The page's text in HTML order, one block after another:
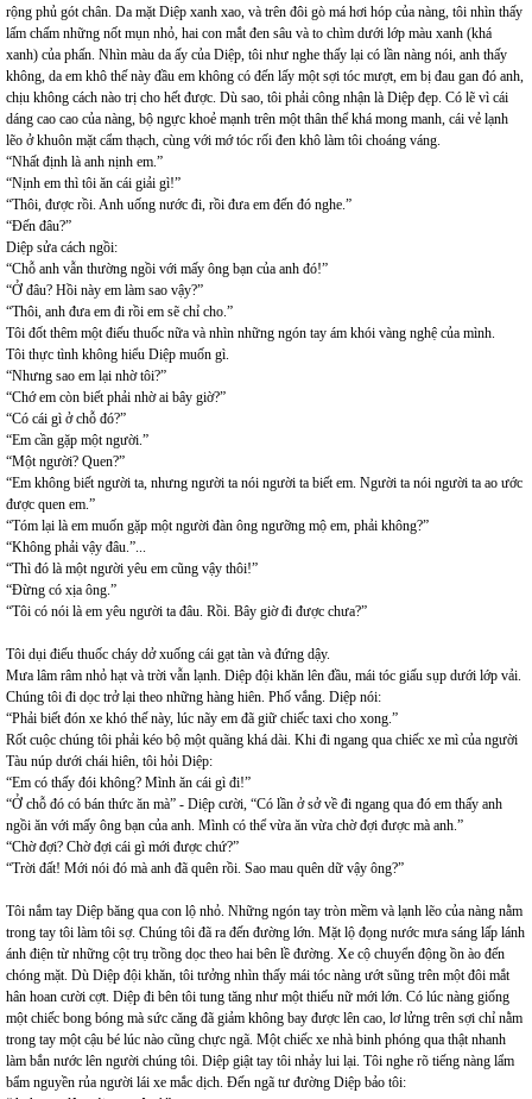
rộng phủ gót chân. Da mặt Diệp xanh xao, và trên đôi gò má hơi hóp của nàng, tôi nhìn thấy
lấm chấm những nốt mụn nhỏ, hai con mắt đen sâu và to chìm dưới lớp màu xanh (khá
xanh) của phấn. Nhìn màu da ấy của Diệp, tôi như nghe thấy lại có lần nàng nói, anh thấy
không, da em khô thế này đầu em không có đến lấy một sợi tóc mượt, em bị đau gan đó anh,
chịu không cách nào trị cho hết được. Dù sao, tôi phải công nhận là Diệp đẹp. Có lẽ vì cái
dáng cao cao của nàng, bộ ngực khoẻ mạnh trên một thân thể khá mong manh, cái vẻ lạnh
lẽo ở khuôn mặt cẩm thạch, cùng với mớ tóc rối đen khô làm tôi choáng váng.
“Nhất định là anh nịnh em.”
“Nịnh em thì tôi ăn cái giải gì!”
“Thôi, được rồi. Anh uống nước đi, rồi đưa em đến đó nghe.”
“Đến đâu?”
Diệp sửa cách ngồi:
“Chỗ anh vẫn thường ngồi với mấy ông bạn của anh đó!”
“Ở đâu? Hồi này em làm sao vậy?”
“Thôi, anh đưa em đi rồi em sẽ chỉ cho.”
Tôi đốt thêm một điếu thuốc nữa và nhìn những ngón tay ám khói vàng nghệ của mình.
Tôi thực tình không hiểu Diệp muốn gì.
“Nhưng sao em lại nhờ tôi?”
“Chớ em còn biết phải nhờ ai bây giờ?”
“Có cái gì ở chỗ đó?”
“Em cần gặp một người.”
“Một người? Quen?”
“Em không biết người ta, nhưng người ta nói người ta biết em. Người ta nói người ta ao ước
được quen em.”
“Tóm lại là em muốn gặp một người đàn ông ngưỡng mộ em, phải không?”
“Không phải vậy đâu.”...
“Thì đó là một người yêu em cũng vậy thôi!”
“Đừng có xịa ông.”
“Tôi có nói là em yêu người ta đâu. Rồi. Bây giờ đi được chưa?”
Tôi dụi điếu thuốc cháy dở xuống cái gạt tàn và đứng dậy.
Mưa lâm râm nhỏ hạt và trời vẫn lạnh. Diệp đội khăn lên đầu, mái tóc giấu sụp dưới lớp vải.
Chúng tôi đi dọc trở lại theo những hàng hiên. Phố vắng. Diệp nói:
“Phải biết đón xe khó thế này, lúc nãy em đã giữ chiếc taxi cho xong.”
Rốt cuộc chúng tôi phải kéo bộ một quãng khá dài. Khi đi ngang qua chiếc xe mì của người
Tàu núp dưới chái hiên, tôi hỏi Diệp:
“Em có thấy đói không? Mình ăn cái gì đi!”
“Ở chỗ đó có bán thức ăn mà” - Diệp cười, “Có lần ở sở về đi ngang qua đó em thấy anh
ngồi ăn với mấy ông bạn của anh. Mình có thể vừa ăn vừa chờ đợi được mà anh.”
“Chờ đợi? Chờ đợi cái gì mới được chứ?”
“Trời đất! Mới nói đó mà anh đã quên rồi. Sao mau quên dữ vậy ông?”
Tôi nắm tay Diệp băng qua con lộ nhỏ. Những ngón tay tròn mềm và lạnh lẽo của nàng nằm
trong tay tôi làm tôi sợ. Chúng tôi đã ra đến đường lớn. Mặt lộ đọng nước mưa sáng lấp lánh
ánh điện từ những cột trụ trồng dọc theo hai bên lề đường. Xe cộ chuyển động ồn ào đến
chóng mặt. Dù Diệp đội khăn, tôi tưởng nhìn thấy mái tóc nàng ướt sũng trên một đôi mắt
hân hoan cười cợt. Diệp đi bên tôi tung tăng như một thiếu nữ mới lớn. Có lúc nàng giống
một chiếc bong bóng mà sức căng đã giảm không bay được lên cao, lơ lửng trên sợi chỉ nằm
trong tay một cậu bé lúc nào cũng chực ngã. Một chiếc xe nhà binh phóng qua thật nhanh
làm bắn nước lên người chúng tôi. Diệp giật tay tôi nhảy lui lại. Tôi nghe rõ tiếng nàng lẩm
bẩm nguyền rủa người lái xe mắc dịch. Đến ngã tư đường Diệp bảo tôi: